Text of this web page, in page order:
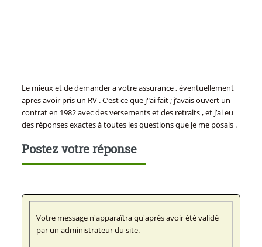
Le mieux et de demander a votre assurance , éventuellement
apres avoir pris un RV . C’est ce que j"ai fait ; j’avais ouvert un
contrat en 1982 avec des versements et des retraits , et j’ai eu
des réponses exactes à toutes les questions que je me posais .
Postez votre réponse
Votre message n'apparaîtra qu'après avoir été validé
par un administrateur du site.